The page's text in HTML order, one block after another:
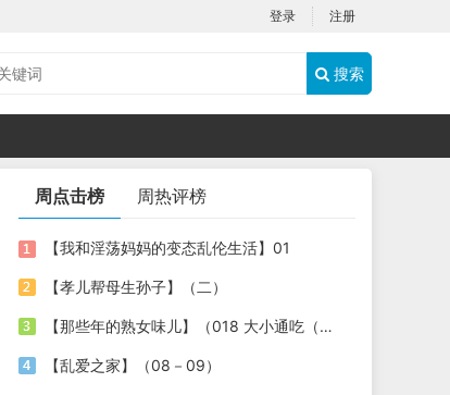
登录 注册
搜索
周点击榜 周热评榜
【我和淫荡妈妈的变态乱伦生活】01
【孝儿帮母生孙子】（二）
【那些年的熟女味儿】（018 大小通吃（中））
【乱爱之家】（08－09）